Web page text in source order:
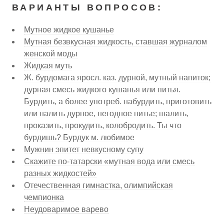
ВАРИАНТЫ ВОПРОСОВ:
Мутное жидкое кушанье
Мутная безвкусная жидкость, ставшая журналом
женской моды
Жидкая муть
Ж. бурдомага яросл. каз. дурной, мутный напиток;
дурная смесь жидкого кушанья или питья.
Бурдить, а более употреб. набурдить, приготовить
или налить дурное, негодное питье; шалить,
проказить, прокудить, колобродить. Ты что
бурдишь? Бурдук м. любимое
Мужнин эпитет невкусному супу
Скажите по-татарски «мутная вода или смесь
разных жидкостей»
Отечественная гимнастка, олимпийская
чемпионка
Неудоваримое варево